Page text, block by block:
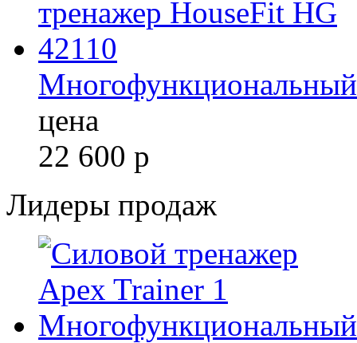
цена
22 600 р
Лидеры продаж